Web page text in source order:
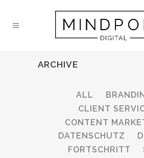
ARCHIVE
ALL
CLIENT
CONTENT
DATENSCHUTZ
FORTSCHRITT